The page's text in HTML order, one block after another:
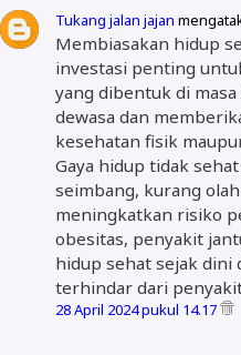
Tukang jalan jajan
Membiasakan hidup
investasi penting
yang dibentuk di
dewasa dan
kesehatan fisik
Gaya hidup tidak
seimbang, kurang
meningkatkan risiko
obesitas, penyakit
hidup sehat sejak dini
terhindar dari
28 April 2024 pukul 14.17